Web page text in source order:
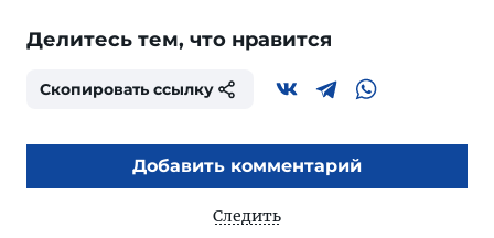
Делитесь тем, что нравится
Скопировать ссылку
Добавить комментарий
Следить